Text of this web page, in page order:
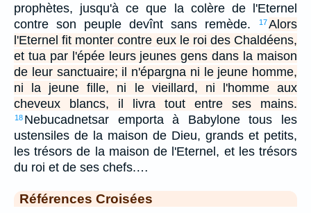
prophètes, jusqu'à ce que la colère de l'Eternel
contre son peuple devînt sans remède.
17Alors
l'Eternel fit monter contre eux le roi des Chaldéens,
et tua par l'épée leurs jeunes gens dans la maison
de leur sanctuaire; il n'épargna ni le jeune homme,
ni la jeune fille, ni le vieillard, ni l'homme aux
cheveux blancs, il livra tout entre ses mains.
18 Nebucadnetsar emporta à Babylone tous les
ustensiles de la maison de Dieu, grands et petits,
les trésors de la maison de l'Eternel, et les trésors
du roi et de ses chefs.…
Références Croisées